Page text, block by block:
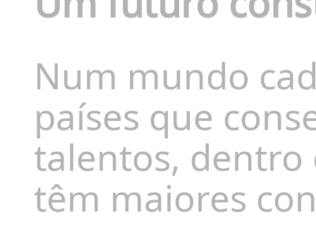
Num mundo
países que
talentos,
têm maiores